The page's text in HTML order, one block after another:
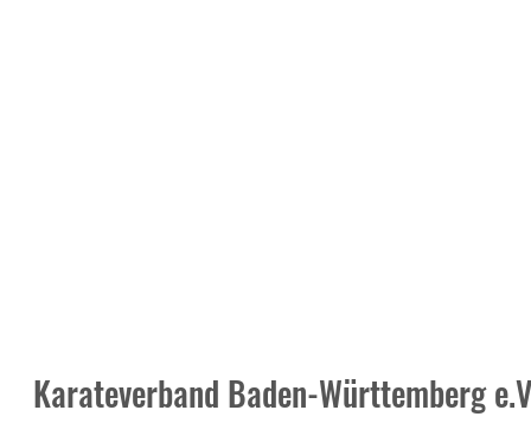
Karateverband Baden-Württemberg